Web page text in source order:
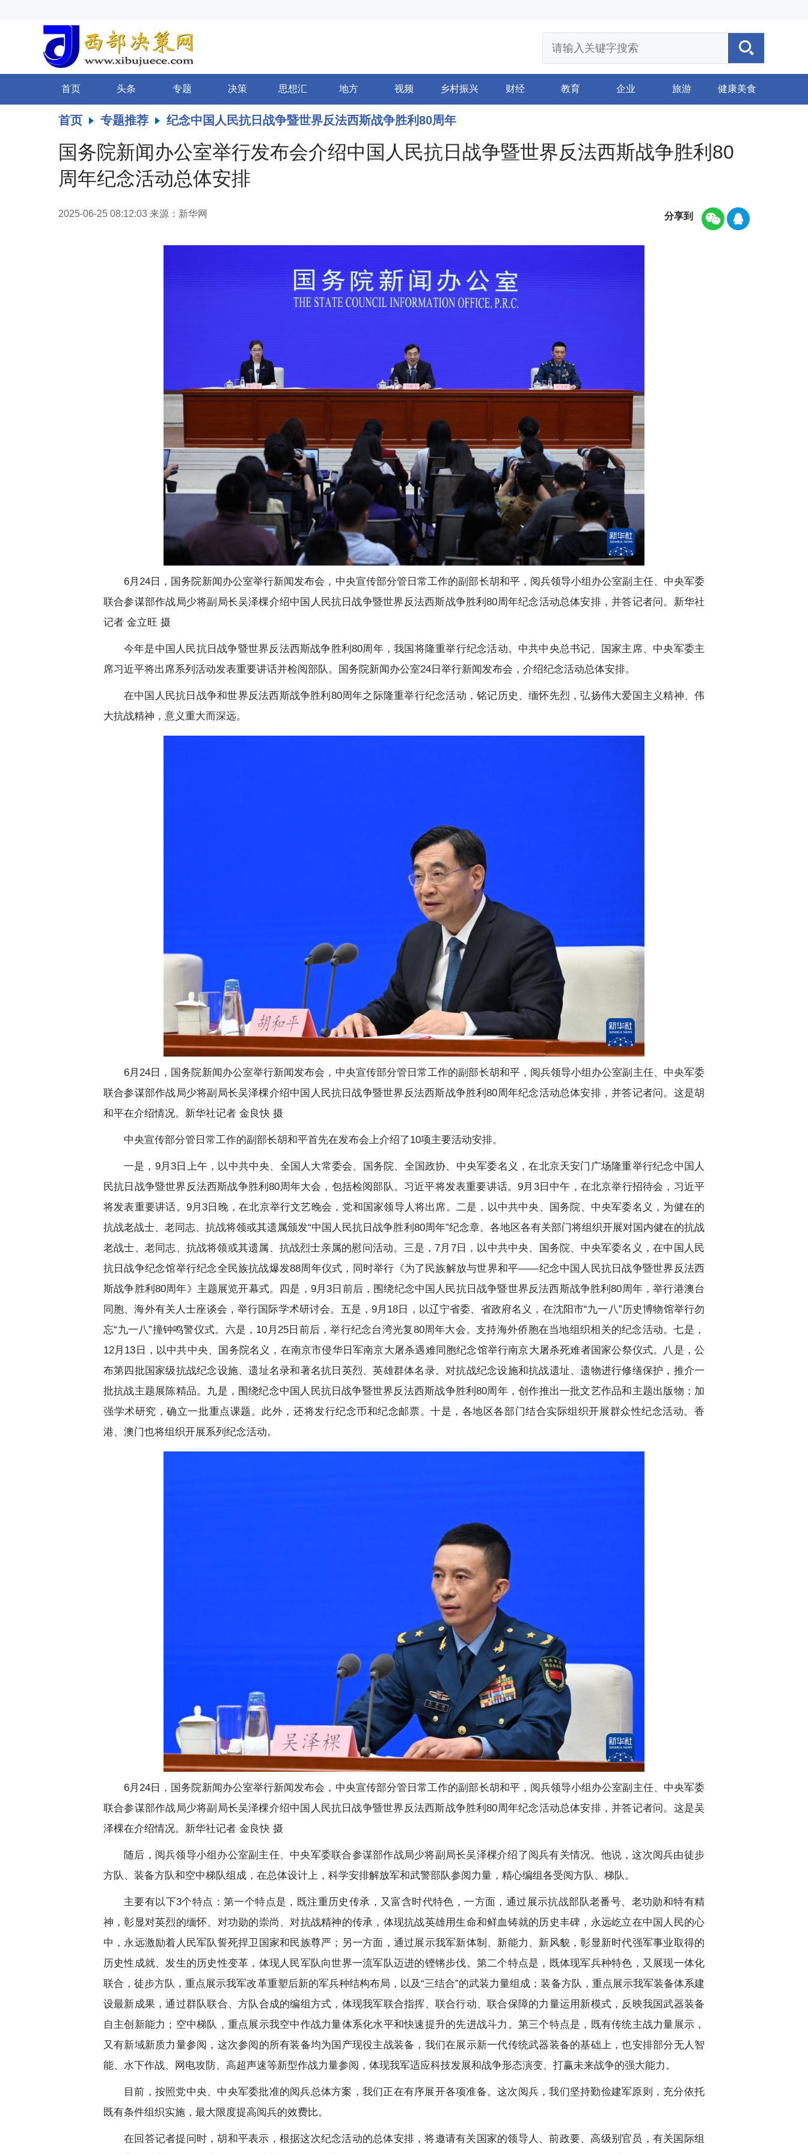
首页 头条 专题 决策 思想汇 地方 视频 乡村振兴 财经 教育 企业 旅游 健康美食
首页 专题推荐 纪念中国人民抗日战争暨世界反法西斯战争胜利80周年
国务院新闻办公室举行发布会介绍中国人民抗日战争暨世界反法西斯战争胜利80
周年纪念活动总体安排
2025-06-25 08:12:03 来源：新华网 分享到
6月24日，国务院新闻办公室举行新闻发布会，中央宣传部分管日常工作的副部长胡和平，阅兵领导小组办公室副主任、中央军委
联合参谋部作战局少将副局长吴泽棵介绍中国人民抗日战争暨世界反法西斯战争胜利80周年纪念活动总体安排，并答记者问。新华社
记者 金立旺 摄
今年是中国人民抗日战争暨世界反法西斯战争胜利80周年，我国将隆重举行纪念活动。中共中央总书记、国家主席、中央军委主
席习近平将出席系列活动发表重要讲话并检阅部队。国务院新闻办公室24日举行新闻发布会，介绍纪念活动总体安排。
在中国人民抗日战争和世界反法西斯战争胜利80周年之际隆重举行纪念活动，铭记历史、缅怀先烈，弘扬伟大爱国主义精神、伟
大抗战精神，意义重大而深远。
6月24日，国务院新闻办公室举行新闻发布会，中央宣传部分管日常工作的副部长胡和平，阅兵领导小组办公室副主任、中央军委
联合参谋部作战局少将副局长吴泽棵介绍中国人民抗日战争暨世界反法西斯战争胜利80周年纪念活动总体安排，并答记者问。这是胡
和平在介绍情况。新华社记者 金良快 摄
中央宣传部分管日常工作的副部长胡和平首先在发布会上介绍了10项主要活动安排。
一是，9月3日上午，以中共中央、全国人大常委会、国务院、全国政协、中央军委名义，在北京天安门广场隆重举行纪念中国人
民抗日战争暨世界反法西斯战争胜利80周年大会，包括检阅部队。习近平将发表重要讲话。9月3日中午，在北京举行招待会，习近平
将发表重要讲话。9月3日晚，在北京举行文艺晚会，党和国家领导人将出席。二是，以中共中央、国务院、中央军委名义，为健在的
抗战老战士、老同志、抗战将领或其遗属颁发“中国人民抗日战争胜利80周年”纪念章。各地区各有关部门将组织开展对国内健在的抗战
老战士、老同志、抗战将领或其遗属、抗战烈士亲属的慰问活动。三是，7月7日，以中共中央、国务院、中央军委名义，在中国人民
抗日战争纪念馆举行纪念全民族抗战爆发88周年仪式，同时举行《为了民族解放与世界和平——纪念中国人民抗日战争暨世界反法西
斯战争胜利80周年》主题展览开幕式。四是，9月3日前后，围绕纪念中国人民抗日战争暨世界反法西斯战争胜利80周年，举行港澳台
同胞、海外有关人士座谈会，举行国际学术研讨会。五是，9月18日，以辽宁省委、省政府名义，在沈阳市“九一八”历史博物馆举行勿
忘“九一八”撞钟鸣警仪式。六是，10月25日前后，举行纪念台湾光复80周年大会。支持海外侨胞在当地组织相关的纪念活动。七是，
12月13日，以中共中央、国务院名义，在南京市侵华日军南京大屠杀遇难同胞纪念馆举行南京大屠杀死难者国家公祭仪式。八是，公
布第四批国家级抗战纪念设施、遗址名录和著名抗日英烈、英雄群体名录。对抗战纪念设施和抗战遗址、遗物进行修缮保护，推介一
批抗战主题展陈精品。九是，围绕纪念中国人民抗日战争暨世界反法西斯战争胜利80周年，创作推出一批文艺作品和主题出版物；加
强学术研究，确立一批重点课题。此外，还将发行纪念币和纪念邮票。十是，各地区各部门结合实际组织开展群众性纪念活动。香
港、澳门也将组织开展系列纪念活动。
6月24日，国务院新闻办公室举行新闻发布会，中央宣传部分管日常工作的副部长胡和平，阅兵领导小组办公室副主任、中央军委
联合参谋部作战局少将副局长吴泽棵介绍中国人民抗日战争暨世界反法西斯战争胜利80周年纪念活动总体安排，并答记者问。这是吴
泽棵在介绍情况。新华社记者 金良快 摄
随后，阅兵领导小组办公室副主任、中央军委联合参谋部作战局少将副局长吴泽棵介绍了阅兵有关情况。他说，这次阅兵由徒步
方队、装备方队和空中梯队组成，在总体设计上，科学安排解放军和武警部队参阅力量，精心编组各受阅方队、梯队。
主要有以下3个特点：第一个特点是，既注重历史传承，又富含时代特色，一方面，通过展示抗战部队老番号、老功勋和特有精
神，彰显对英烈的缅怀、对功勋的崇尚、对抗战精神的传承，体现抗战英雄用生命和鲜血铸就的历史丰碑，永远屹立在中国人民的心
中，永远激励着人民军队誓死捍卫国家和民族尊严；另一方面，通过展示我军新体制、新能力、新风貌，彰显新时代强军事业取得的
历史性成就、发生的历史性变革，体现人民军队向世界一流军队迈进的铿锵步伐。第二个特点是，既体现军兵种特色，又展现一体化
联合，徒步方队，重点展示我军改革重塑后新的军兵种结构布局，以及“三结合”的武装力量组成；装备方队，重点展示我军装备体系建
设最新成果，通过群队联合、方队合成的编组方式，体现我军联合指挥、联合行动、联合保障的力量运用新模式，反映我国武器装备
自主创新能力；空中梯队，重点展示我空中作战力量体系化水平和快速提升的先进战斗力。第三个特点是，既有传统主战力量展示，
又有新域新质力量参阅，这次参阅的所有装备均为国产现役主战装备，我们在展示新一代传统武器装备的基础上，也安排部分无人智
能、水下作战、网电攻防、高超声速等新型作战力量参阅，体现我军适应科技发展和战争形态演变、打赢未来战争的强大能力。
目前，按照党中央、中央军委批准的阅兵总体方案，我们正在有序展开各项准备。这次阅兵，我们坚持勤俭建军原则，充分依托
既有条件组织实施，最大限度提高阅兵的效费比。
在回答记者提问时，胡和平表示，根据这次纪念活动的总体安排，将邀请有关国家的领导人、前政要、高级别官员，有关国际组